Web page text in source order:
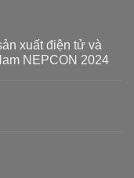
xuất điện tử và
NEPCON 2024